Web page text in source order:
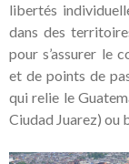
libertés
dans des
pour s’assurer le
et de points de
qui relie le
Ciudad Juarez) ou